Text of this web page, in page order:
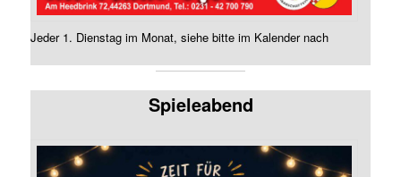
Jeder 1. Dienstag im Monat, siehe bitte im Kalender nach
Spieleabend